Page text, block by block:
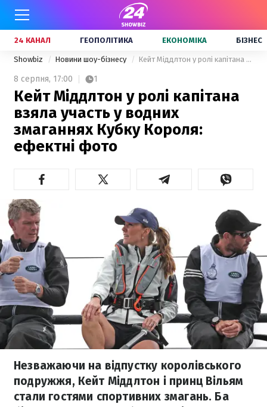
24 КАНАЛ ГЕОПОЛІТИКА ЕКОНОМІКА БІЗНЕС
Showbiz Новини шоу-бізнесу Кейт Міддлтон у ролі капітана взяла участь у водних змаганнях Кубку Короля: ефектні фото
8 серпня, 17:00 1
Кейт Міддлтон у ролі капітана
взяла участь у водних
змаганнях Кубку Короля:
ефектні фото
Незважаючи на відпустку королівського
подружжя, Кейт Міддлтон і принц Вільям
стали гостями спортивних змагань. Ба